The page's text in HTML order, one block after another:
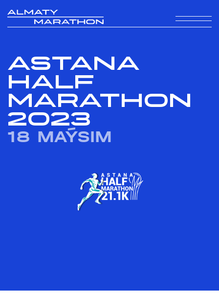
ASTANA
HALF
MARATHON
2023
18 MAÝSIM